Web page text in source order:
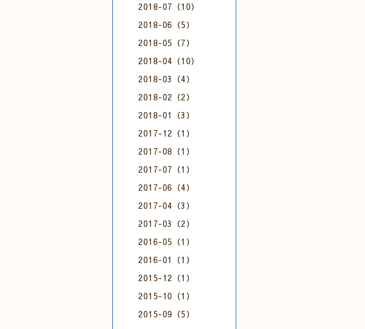
2018-07（10）
2018-06（5）
2018-05（7）
2018-04（10）
2018-03（4）
2018-02（2）
2018-01（3）
2017-12（1）
2017-08（1）
2017-07（1）
2017-06（4）
2017-04（3）
2017-03（2）
2016-05（1）
2016-01（1）
2015-12（1）
2015-10（1）
2015-09（5）